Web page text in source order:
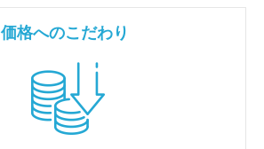
価格へのこだわり